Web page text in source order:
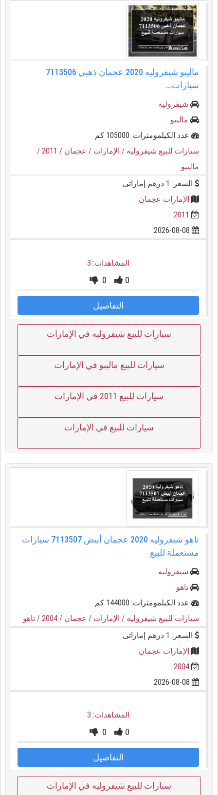
ماليبو شيفروليه 2020 عجمان ذهبي 7113506
سيارات...
شيفروليه
ماليبو
عدد الكيلمومترات: 105000 كم
سيارات للبيع شيفروليه / الإمارات / عجمان / 2011
/
ماليبو
السعر: 1 درهم إماراتى
الإمارات عجمان
2011
المشاهدات: 3
0
0
التفاصيل
سيارات للبيع شيفروليه في الإمارات
سيارات للبيع ماليبو في الإمارات
سيارات للبيع 2011 في الإمارات
سيارات للبيع في الإمارات
تاهو شيفروليه 2020 عجمان أبيض 7113507 سيارات
مستعملة للبيع
شيفروليه
تاهو
عدد الكيلمومترات: 144000 كم
سيارات للبيع شيفروليه / الإمارات / عجمان / 2004
/ تاهو
السعر: 1 درهم إماراتى
الإمارات عجمان
2004
المشاهدات: 3
0
0
التفاصيل
سيارات للبيع شيفروليه في الإمارات